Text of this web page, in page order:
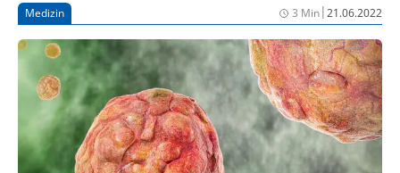
Medizin 3 Min|21.06.2022